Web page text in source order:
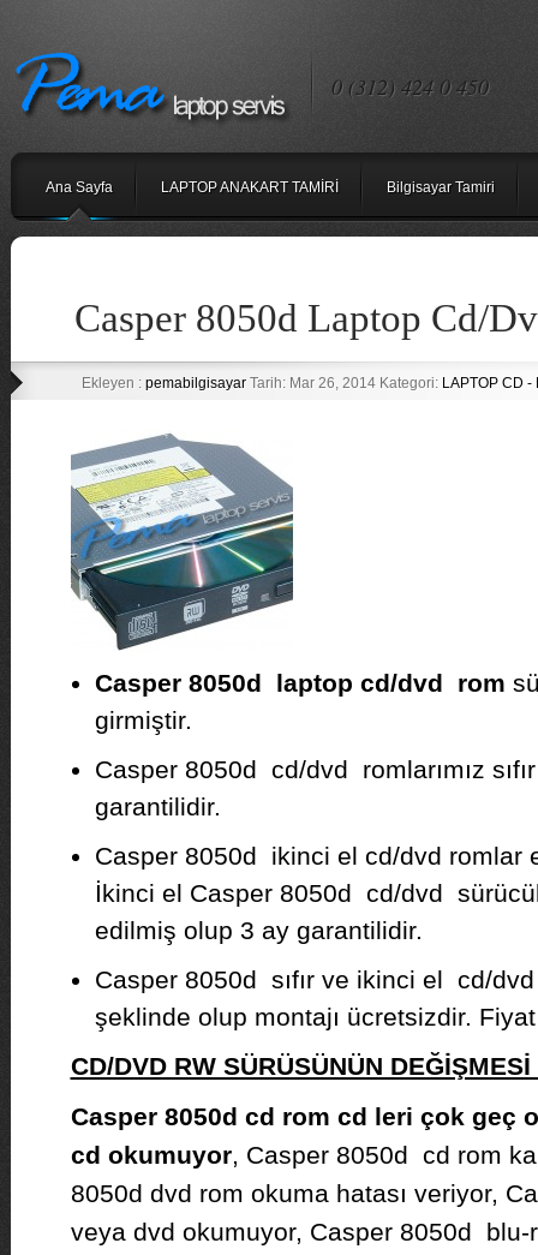
0 (312) 424 0 450
Ana Sayfa LAPTOP ANAKART TAMİRİ Bilgisayar Tamiri
Casper 8050d Laptop Cd/
Ekleyen : pemabilgisayarTarih: Mar 26, 2014 Kategori: LAPTOP CD -
Casper 8050d laptop cd/dvd rom
girmiştir.
Casper 8050d cd/dvd romlarımız
garantilidir.
Casper 8050d ikinci el cd/dvd romlar
İkinci el Casper 8050d cd/dvd
edilmiş olup 3 ay garantilidir.
Casper 8050d sıfır ve ikinci el cd/dvd
şeklinde olup montajı ücretsizdir.
CD/DVD RW SÜRÜSÜNÜN
Casper 8050d cd rom cd leri çok geç
cd okumuyor, Casper 8050d cd rom
8050d dvd rom okuma hatası veriyor,
veya dvd okumuyor, Casper 8050d blu-